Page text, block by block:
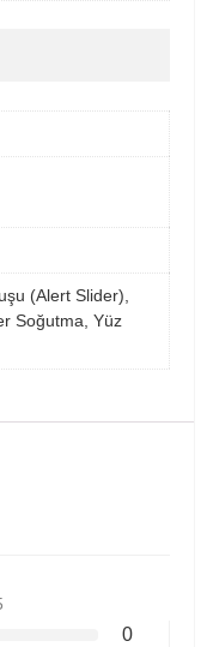
(Alert Slider),
Soğutma, Yüz
0